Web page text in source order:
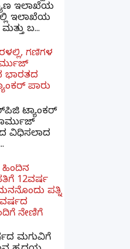
ಇಲಾಖೆಯ
ಇಲಾಖೆಯ
ಬ...
ಗಣಿಗಳ
ಭಾರತದ
ಪಾರು
ಟ್ಯಾಂಕರ್
ವಿಧಿಸಲಾದ
ಹಿಂದಿನ
12ವರ್ಷ
ಮನನೊಂದು ಪತ್ನಿ
ನೇಣಿಗೆ
ಮಗುವಿಗೆ